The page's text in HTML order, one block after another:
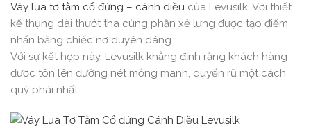
Váy lụa tơ tằm cổ đứng – cánh diều của Levusilk. Với thiết
kế thụng dài thướt tha cùng phần xẻ lưng được tạo điểm
nhấn bằng chiếc nơ duyên dáng.
Với sự kết hợp này, Levusilk khẳng định rằng khách hàng
được tôn lên đường nét mỏng manh, quyến rũ một cách
quý phái nhất.